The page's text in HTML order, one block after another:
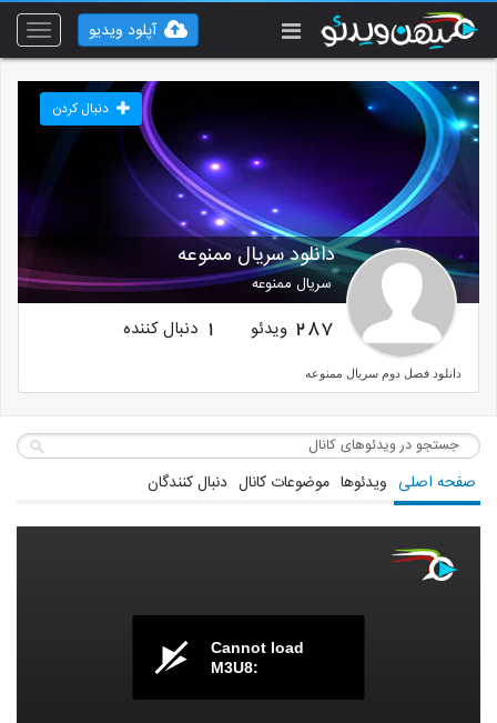
Toggle
آپلود ویدیو
دانلود سریال ممنوعه
سریال ممنوعه
دنبال کردن
287 ویدئو 1 دنبال کننده
دانلود فصل دوم سریال ممنوعه
صفحه اصلی ویدئوها موضوعات کانال دنبال کنندگان
Cannot load
M3U8: